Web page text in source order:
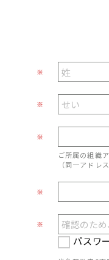
※
※
※
ご所属の組織
（同一アドレ
※
※
パスワ